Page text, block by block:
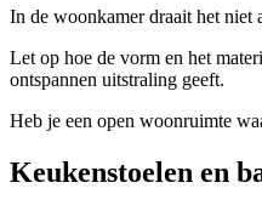
In de woonkamer draait het niet
Let op hoe de vorm en het
ontspannen uitstraling geeft.
Heb je een open woonruimte
Keukenstoelen en